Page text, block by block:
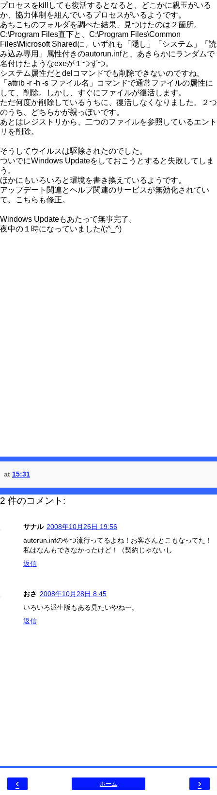
プロセスをkillしても復活するとなると、どこかに親玉がいる
か、協力体制を組んでいるプロセスがいるようです。
あちこちのフォルダを調べた結果、見つけたのは２箇所。
C:\Program Files直下と、C:\Program Files\Common
Files\Microsoft Sharedに、いずれも「隠し」「システム」「読
み込み専用」属性付きのautorun.infと、あきらかにランダムで
名付けたようなexeが１つずつ。
システム属性だとdelコマンドでも削除できないのですね。
「attrib -r -h -s ファイル名」コマンドで通常ファイルの属性に
して、削除。しかし、すぐにファイルが復活します。
ただ何度か削除しているうちに、復活しなくなりました。２つ
のうち、どちらかが親っぽいです。
あとはレジストリから、二つのファイルを参照しているエント
リを削除。
そうしてウイルスは駆除されたのでした。
ついでにWindows Updateをしておこうとすると失敗してしま
う。
ほかにもいろいろと環境を書き換えているようです。
アップデート関連とヘルプ関連のサービスが無効化されてい
て、こちらも修正。
Windows Updateもあたって無事完了。
夜中の１時になっていました/(;^_^)
at 15:31
2 件のコメント:
サナル 2008年10月26日 19:56
autorun.infのやつ流行ってるよね！お客さんとこもなってた！
私はなんもできなかったけど！（契約じゃないし
返信
おさ 2008年10月28日 8:45
いろいろ派生版もある見たいやねー。
返信
‹ ›
ホーム